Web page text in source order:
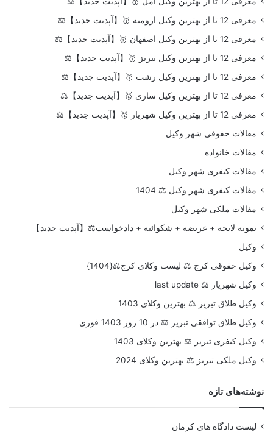
معرفی 12 تا از بهترین وکیل ارومیه 🥇【آپدیت جدید】⚖️
معرفی 12 تا از بهترین وکیل اصفهان 🥇【آپدیت جدید】⚖️
معرفی 12 تا از بهترین وکیل تبریز 🥇【آپدیت جدید】⚖️
معرفی 12 تا از بهترین وکیل رشت 🥇【آپدیت جدید】⚖️
معرفی 12 تا از بهترین وکیل ساری 🥇【آپدیت جدید】⚖️
معرفی 12 تا از بهترین وکیل شهریار 🥇【آپدیت جدید】⚖️
مقالات حقوقی شهر وکیل
مقالات خانواده
مقالات کیفری شهر وکیل
مقالات کیفری شهر وکیل ⚖️ 1404
مقالات ملکی شهر وکیل
نمونه لایحه + عریضه + شکوائیه + دادخواست⚖️【آپدیت جدید】
وکیل
وکیل حقوقی کرج ⚖️ لیست وکلای کرج⚖️{1404}
وکیل شهریار ⚖️ last update
وکیل طلاق تبریز ⚖️ بهترین وکلای 1403
وکیل طلاق توافقی تبریز ⚖️ در 10 روز 1403 فوری
وکیل کیفری تبریز ⚖️ بهترین وکلای 1403
وکیل ملکی تبریز ⚖️ بهترین وکلای 2024
نوشته‌های تازه
لیست دادگاه های کرمان